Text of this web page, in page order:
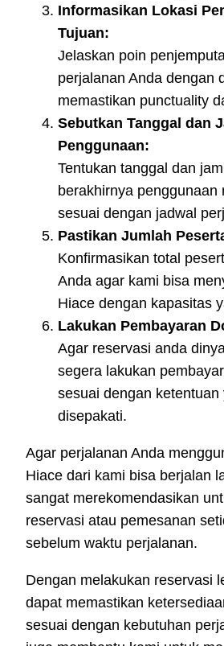
Informasikan Lokasi
Tujuan:
Jelaskan poin
perjalanan Anda dengan
memastikan punctuality
Sebutkan Tanggal dan
Penggunaan:
Tentukan tanggal dan
berakhirnya penggunaan
sesuai dengan jadwal
Pastikan Jumlah
Konfirmasikan total
Anda agar kami bisa
Hiace dengan kapasitas
Lakukan Pembayaran
Agar reservasi anda
segera lakukan
sesuai dengan ketentuan
disepakati.
Agar perjalanan Anda
Hiace dari kami bisa berjalan
sangat merekomendasikan
reservasi atau pemesanan
sebelum waktu perjalanan.
Dengan melakukan reservasi
dapat memastikan
sesuai dengan kebutuhan